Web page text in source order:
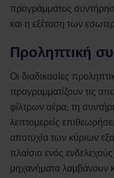
προγράμματος
και η εξέταση των
Προληπτική
Οι διαδικασίες
προγραμματίζουν τις
φίλτρων αέρα, τη
λεπτομερείς
αποτυχία των κύριων
πλαίσιο ενός
μηχανήματα λαμβάνουν